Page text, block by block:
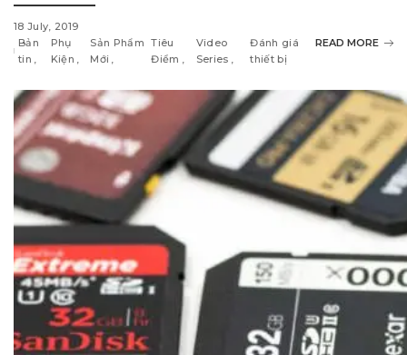
18 July, 2019
Bản
tin
Phụ
Kiện
Sản Phẩm
Mới
Tiêu
Điểm
Video
Series
Đánh giá
thiết bị
READ MORE